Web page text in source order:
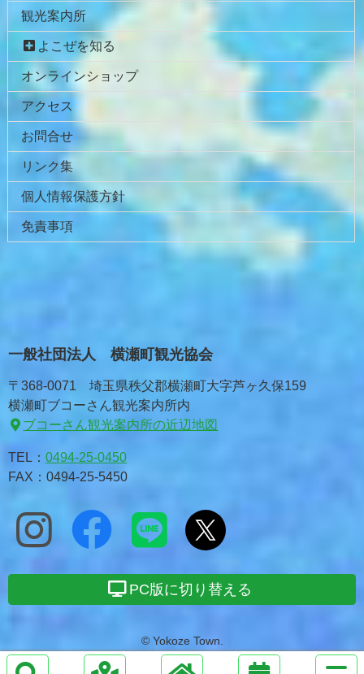
戻
観光案内所
よこぜを知る
オンラインショップ
アクセス
お問合せ
リンク集
個人情報保護方針
免責事項
一般社団法人 横瀬町観光協会
〒368-0071 埼玉県秩父郡横瀬町大字芦ヶ久保159
横瀬町ブコーさん観光案内所内
ブコーさん観光案内所の近辺地図
TEL： 0494-25-0450
FAX：0494-25-5450
PC版に切り替える
© Yokoze Town.
サ